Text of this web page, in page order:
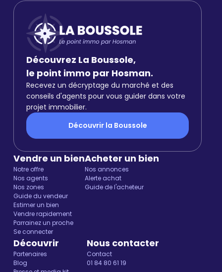
Découvrez La Boussole,
le point immo par Hosman.
Recevez un décryptage du marché et des
conseils d'agents pour vous guider dans votre
projet immobilier.
Découvrir la Boussole
Vendre un bien
Notre offre
Nos agents
Nos zones
Guide du vendeur
Estimer un bien
Vendre rapidement
Parrainez un proche
Se connecter
Acheter un bien
Nos annonces
Alerte achat
Guide de l'acheteur
Découvrir
Partenaires
Blog
Nous contacter
Contact
01 84 80 61 19